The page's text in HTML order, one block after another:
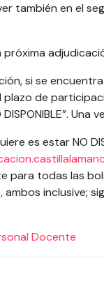
también en el
si se
plazo de
es estar NO
para todas las
inclusive;
Docente